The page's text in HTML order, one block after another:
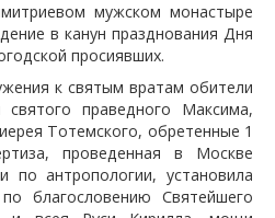
мужском монастыре
в канун празднования Дня
просиявших.
к святым вратам обители
праведного Максима,
Тотемского, обретенные 1
проведенная в Москве
по антропологии, установила
благословению Святейшего